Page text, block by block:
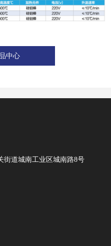
中心
街道城南工业区城南路8号